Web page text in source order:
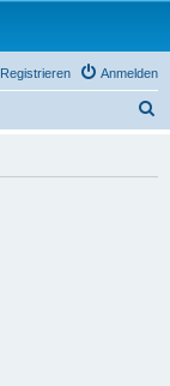
Anmelden
Registrieren